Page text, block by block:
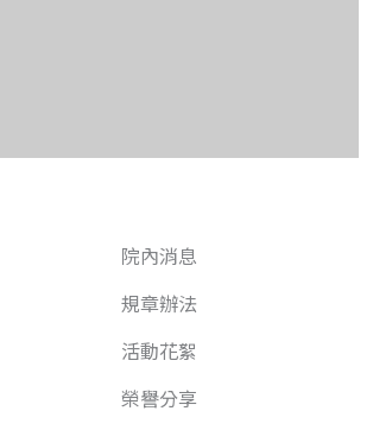
院內消息
規章辦法
活動花絮
榮譽分享